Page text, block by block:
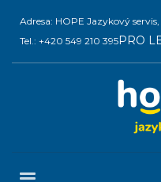
Adresa: HOPE Jazykový
Tel.: +420 549 210 395PRO